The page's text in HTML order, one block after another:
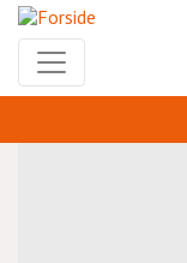
Gå
hovedindhold